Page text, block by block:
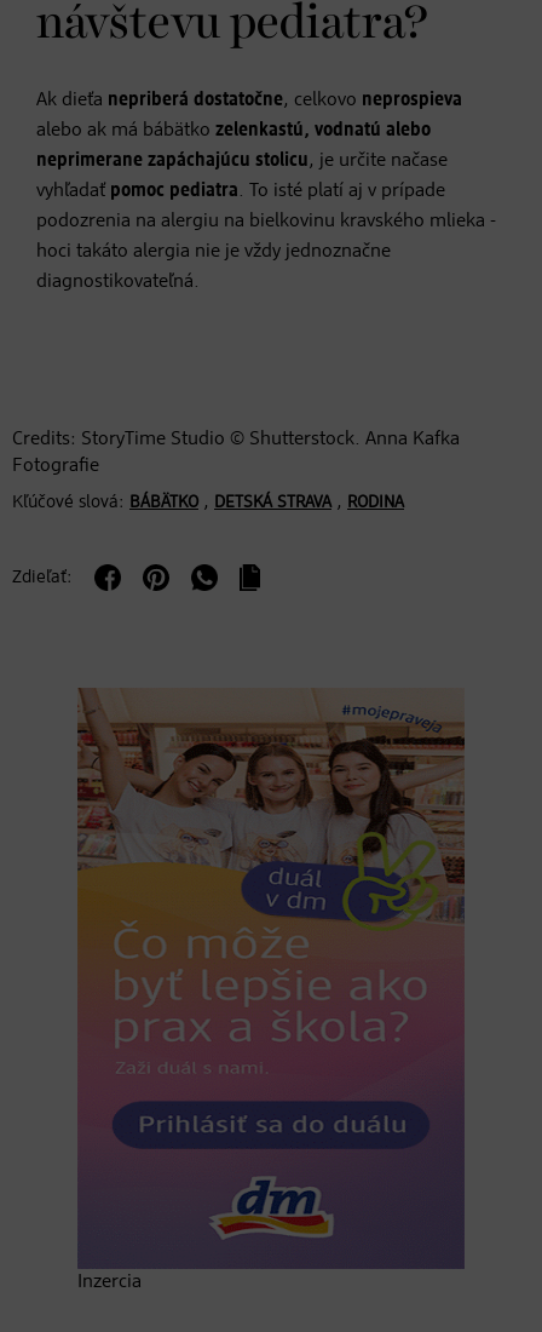
návštevu pediatra?
Ak dieťa nepriberá dostatočne, celkovo neprospieva
alebo ak má bábätko zelenkastú, vodnatú alebo
neprimerane zapáchajúcu stolicu, je určite načase
vyhľadať pomoc pediatra. To isté platí aj v prípade
podozrenia na alergiu na bielkovinu kravského mlieka -
hoci takáto alergia nie je vždy jednoznačne
diagnostikovateľná.
Credits: StoryTime Studio © Shutterstock. Anna Kafka
Fotografie
Kľúčové slová: BÁBÄTKO , DETSKÁ STRAVA, RODINA
Zdieľať:
Inzercia